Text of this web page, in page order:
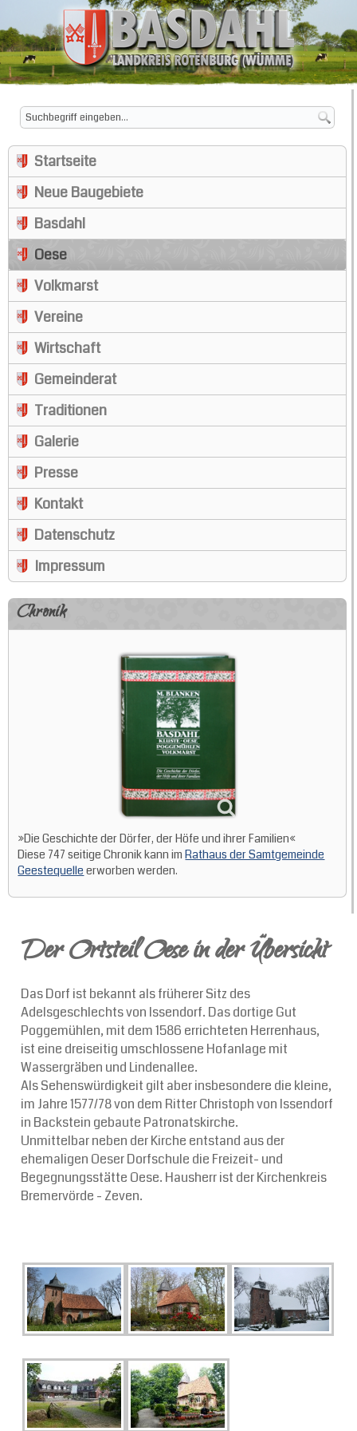
Startseite
Neue Baugebiete
Basdahl
Oese
Volkmarst
Vereine
Wirtschaft
Gemeinderat
Traditionen
Galerie
Presse
Kontakt
Datenschutz
Impressum
Chronik
»Die Geschichte der Dörfer, der Höfe und ihrer Familien«
Diese 747 seitige Chronik kann imRathaus der Samtgemeinde
Geestequelle erworben werden.
Der Ortsteil Oese in der Übersicht
Das Dorf ist bekannt als früherer Sitz des
Adelsgeschlechts von Issendorf. Das dortige Gut
Poggemühlen, mit dem 1586 errichteten Herrenhaus,
ist eine dreiseitig umschlossene Hofanlage mit
Wassergräben und Lindenallee.
Als Sehenswürdigkeit gilt aber insbesondere die kleine,
im Jahre 1577/78 von dem Ritter Christoph von Issendorf
in Backstein gebaute Patronatskirche.
Unmittelbar neben der Kirche entstand aus der
ehemaligen Oeser Dorfschule die Freizeit- und
Begegnungsstätte Oese. Hausherr ist der Kirchenkreis
Bremervörde - Zeven.